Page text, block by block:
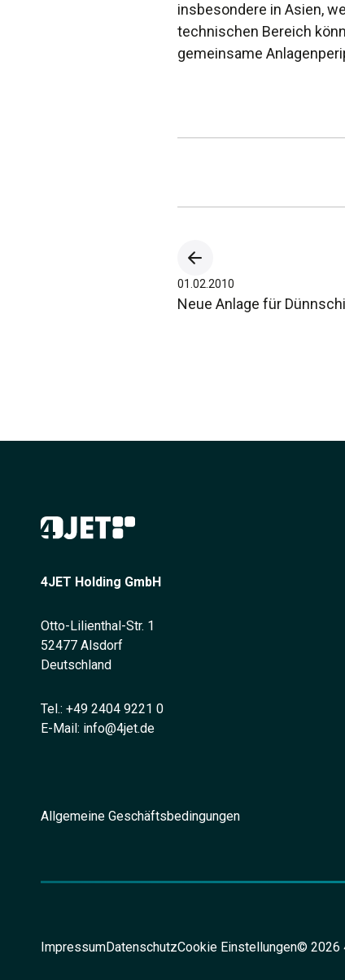
insbesondere in Asien,
technischen Bereich
gemeinsame
01.02.2010
Neue Anlage für
4JET Holding GmbH
Otto-Lilienthal-Str. 1
52477 Alsdorf
Deutschland
Tel.: +49 2404 9221 0
E-Mail: info@4jet.de
Allgemeine Geschäftsbedingungen
ImpressumDatenschutzCookie Einstellungen© 2026